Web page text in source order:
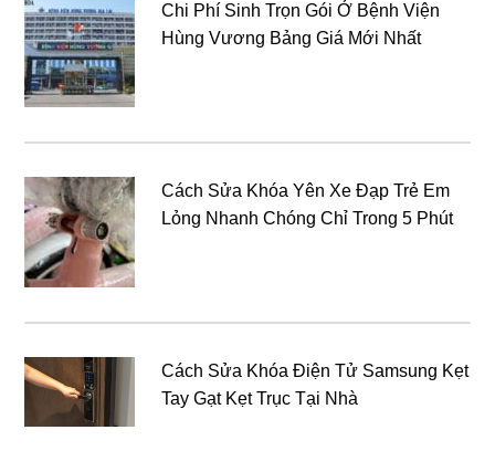
Chi Phí Sinh Trọn Gói Ở Bệnh Viện
Hùng Vương Bảng Giá Mới Nhất
Cách Sửa Khóa Yên Xe Đạp Trẻ Em
Lỏng Nhanh Chóng Chỉ Trong 5 Phút
Cách Sửa Khóa Điện Tử Samsung Kẹt
Tay Gạt Kẹt Trục Tại Nhà